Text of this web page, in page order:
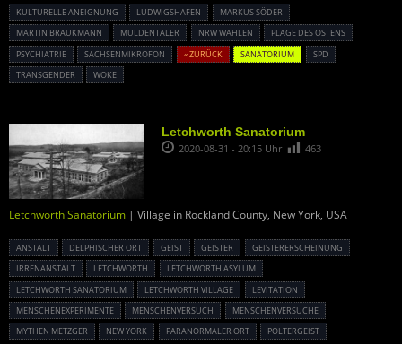
KULTURELLE ANEIGNUNG
LUDWIGSHAFEN
MARKUS SÖDER
MARTIN BRAUKMANN
MULDENTALER NRW WAHLEN
PLAGE DES OSTENS
PSYCHIATRIE
SACHSENMIKROFON « ZURÜCK SANATORIUM
SPD
TRANSGENDER
WOKE
Letchworth Sanatorium
2020-08-31 - 20:15 Uhr 463
Letchworth Sanatorium | Village in Rockland County, New York, USA
ANSTALT DELPHISCHER ORT GEIST GEISTER
GEISTERERSCHEINUNG
IRRENANSTALT
LETCHWORTH
LETCHWORTH ASYLUM
LETCHWORTH SANATORIUM
LETCHWORTH VILLAGE
LEVITATION
MENSCHENEXPERIMENTE
MENSCHENVERSUCH
MENSCHENVERSUCHE
MYTHEN METZGER
NEW YORK PARANORMALER ORT POLTERGEIST